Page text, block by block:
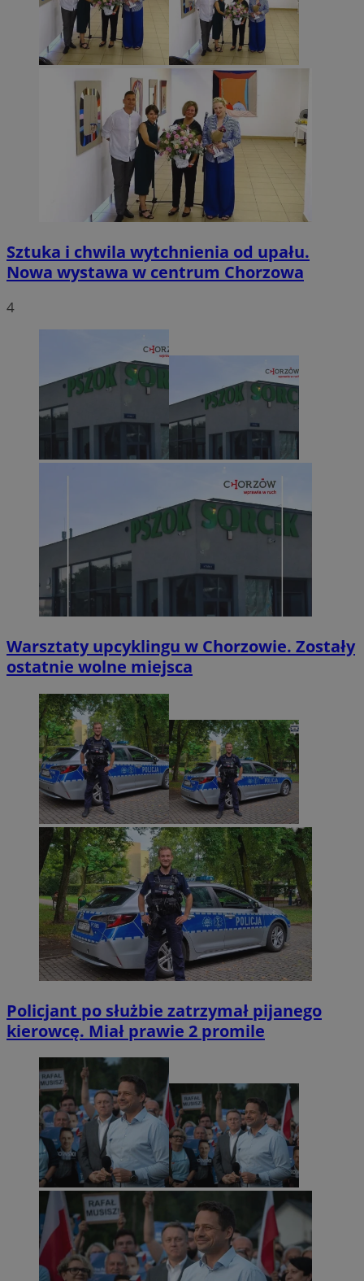
Sztuka i chwila wytchnienia od upału.
Nowa wystawa w centrum Chorzowa
4
Warsztaty upcyklingu w Chorzowie. Zostały
ostatnie wolne miejsca
Policjant po służbie zatrzymał pijanego
kierowcę. Miał prawie 2 promile